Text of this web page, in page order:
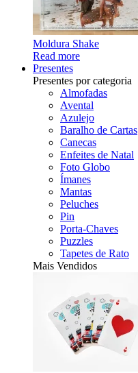
Moldura Shake
Read more
Presentes
Presentes por categoria
Almofadas
Avental
Azulejo
Baralho de Cartas
Canecas
Enfeites de Natal
Foto Globo
Ímanes
Mantas
Peluches
Pin
Porta-Chaves
Puzzles
Tapetes de Rato
Mais Vendidos